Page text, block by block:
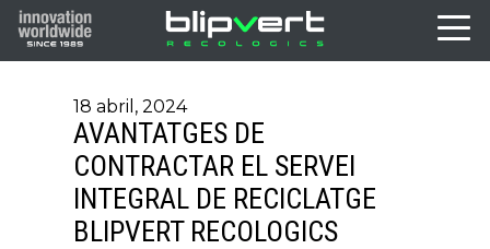
18 abril, 2024
AVANTATGES DE
CONTRACTAR EL SERVEI
INTEGRAL DE RECICLATGE
BLIPVERT RECOLOGICS